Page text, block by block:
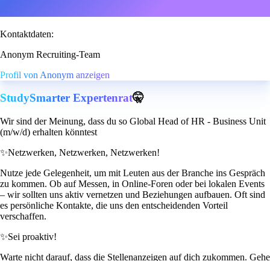
Kontaktdaten:
Anonym Recruiting-Team
Profil von Anonym anzeigen
StudySmarter Expertenrat🤫
Wir sind der Meinung, dass du so Global Head of HR - Business Unit
(m/w/d) erhalten könntest
✨Netzwerken, Netzwerken, Netzwerken!
Nutze jede Gelegenheit, um mit Leuten aus der Branche ins Gespräch
zu kommen. Ob auf Messen, in Online-Foren oder bei lokalen Events
– wir sollten uns aktiv vernetzen und Beziehungen aufbauen. Oft sind
es persönliche Kontakte, die uns den entscheidenden Vorteil
verschaffen.
✨Sei proaktiv!
Warte nicht darauf, dass die Stellenanzeigen auf dich zukommen. Gehe